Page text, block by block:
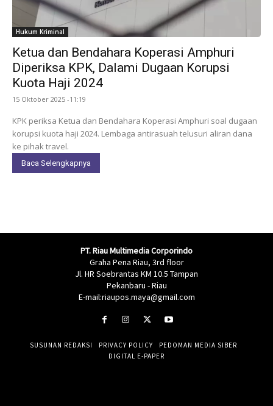
Hukum Kriminal
Ketua dan Bendahara Koperasi Amphuri
Diperiksa KPK, Dalami Dugaan Korupsi
Kuota Haji 2024
15 Oktober 2025 -11:19
KPK periksa Ketua dan Bendahara Koperasi Amphuri soal dugaan
korupsi kuota haji 2024. Lembaga antirasuah telusuri aliran dana
ke pihak travel.
Baca Selengkapnya
PT. Riau Multimedia Corporindo
Graha Pena Riau, 3rd floor
Jl. HR Soebrantas KM 10.5 Tampan
Pekanbaru - Riau
E-mail:riaupos.maya@gmail.com
SUSUNAN REDAKSI PRIVACY POLICY
PEDOMAN MEDIA SIBER
DIGITAL E-PAPER